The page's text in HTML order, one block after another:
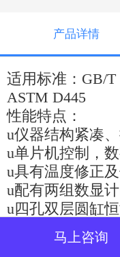
产品详情
适用标准： GB/T
ASTM D445
性能特点：
u仪器结构紧凑
u单片机控制，
u具有温度修正
u配有两组数显计
u四孔双层圆缸
透明保温隔罩
浴内配有不锈
马上咨询